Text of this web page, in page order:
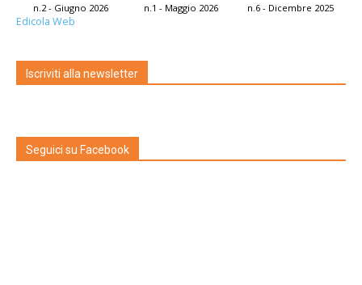
n.2 - Giugno 2026 n.1 - Maggio 2026 n.6 - Dicembre 2025
Edicola Web
Iscriviti alla newsletter
Seguici su Facebook